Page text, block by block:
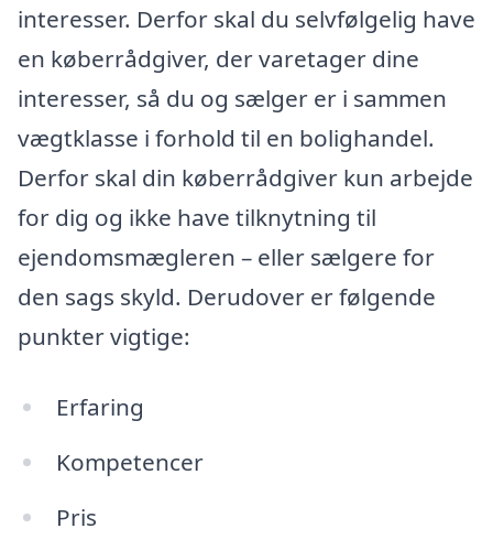
interesser. Derfor skal du selvfølgelig have
en køberrådgiver, der varetager dine
interesser, så du og sælger er i sammen
vægtklasse i forhold til en bolighandel.
Derfor skal din køberrådgiver kun arbejde
for dig og ikke have tilknytning til
ejendomsmægleren – eller sælgere for
den sags skyld. Derudover er følgende
punkter vigtige:
Erfaring
Kompetencer
Pris